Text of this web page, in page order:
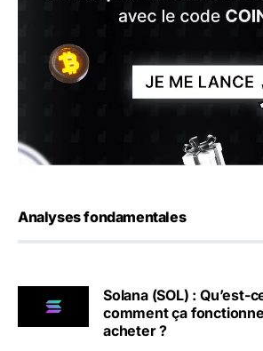
Analyses fondamentales
Solana (SOL) : Qu’est-
comment ça
acheter ?